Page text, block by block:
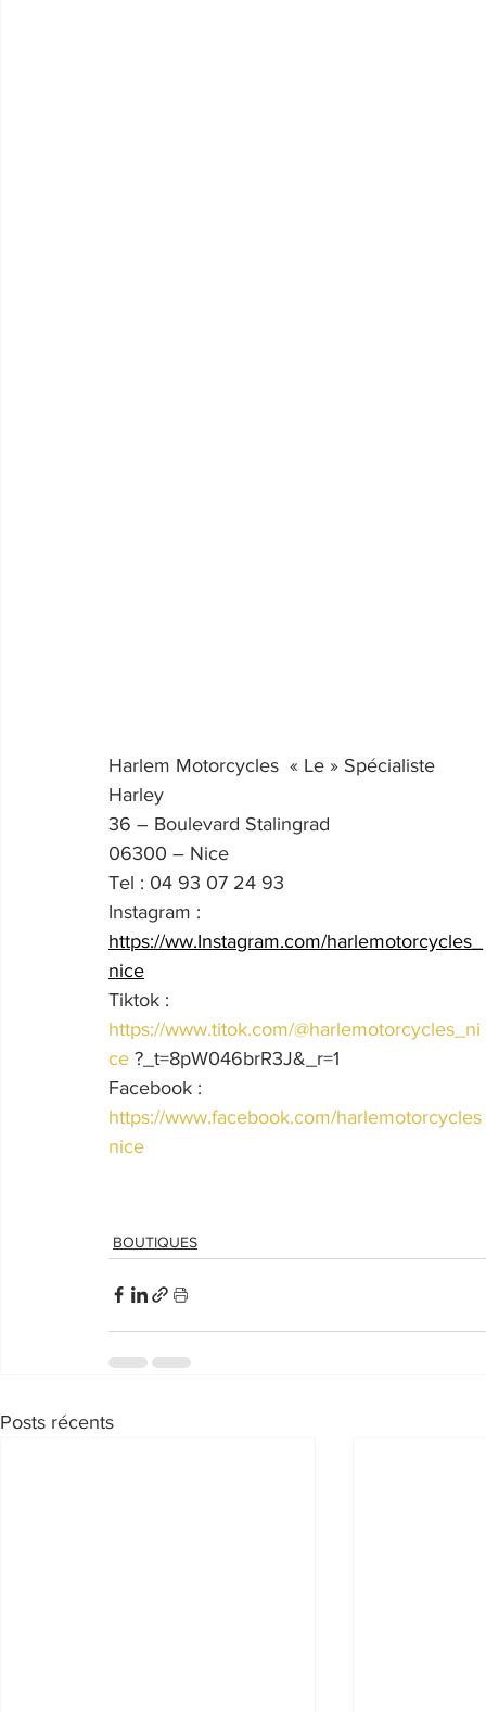
Harlem Motorcycles  « Le » Spécialiste
Harley
36 – Boulevard Stalingrad
06300 – Nice
Tel : 04 93 07 24 93
Instagram :
https://ww.Instagram.com/harlemotorcycles_
nice
Tiktok :
https://www.titok.com/@harlemotorcycles_ni
ce ?_t=8pW046brR3J&_r=1
Facebook :
https://www.facebook.com/harlemotorcycles
nice
BOUTIQUES
Posts récents